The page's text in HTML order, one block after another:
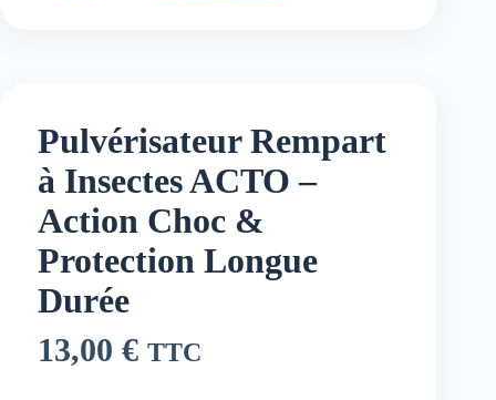
Pulvérisateur Rempart
à Insectes ACTO –
Action Choc &
Protection Longue
Durée
13,00 € TTC